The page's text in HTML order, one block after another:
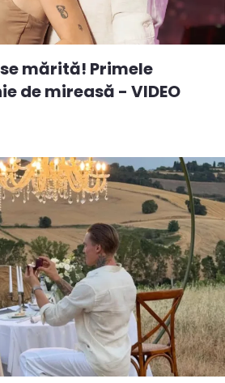
mărită! Primele
de mireasă - VIDEO